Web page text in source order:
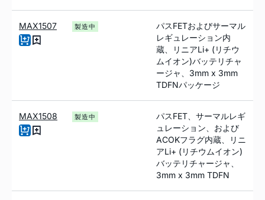
MAX1507 製造中
パスFETおよびサーマル
レギュレーション内
蔵、リニアLi+ (リチウ
ムイオン)バッテリチャ
ージャ、3mm x 3mm
TDFNパッケージ
MAX1508 製造中
パスFET、サーマルレギ
ュレーション、および
ACOKフラグ内蔵、リニ
アLi+ (リチウムイオン)
バッテリチャージャ、
3mm x 3mm TDFN